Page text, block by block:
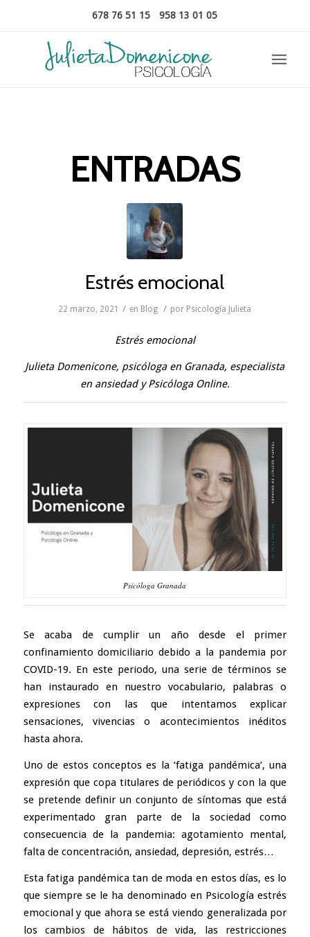
678 76 51 15 -958 13 01 05
ENTRADAS
Estrés emocional
22 marzo, 2021 / en Blog / por Psicología Julieta
Estrés emocional
Julieta Domenicone, psicóloga en Granada, especialista
en ansiedadyPsicóloga Online.
Psicóloga Granada
Se acaba de cumplir un año desde el primer
confinamiento domiciliario debido a la pandemia por
COVID-19. En este periodo, una serie de términos se
han instaurado en nuestro vocabulario, palabras o
expresiones con las que intentamos explicar
sensaciones, vivencias o acontecimientos inéditos
hasta ahora.
Uno de estos conceptos es la ‘fatiga pandémica’, una
expresión que copa titulares de periódicos y con la que
se pretende definir un conjunto de síntomas que está
experimentado gran parte de la sociedad como
consecuencia de la pandemia: agotamiento mental,
falta de concentración, ansiedad, depresión, estrés…
Esta fatiga pandémica tan de moda en estos días, es lo
que siempre se le ha denominado en Psicología estrés
emocional y que ahora se está viendo generalizada por
los cambios de hábitos de vida, las restricciones